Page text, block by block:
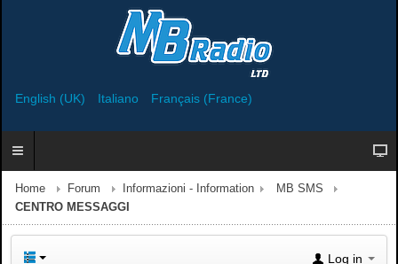
English (UK) Italiano Français (France)
Home Forum Informazioni - Information
MB SMS
CENTRO MESSAGGI
Log in